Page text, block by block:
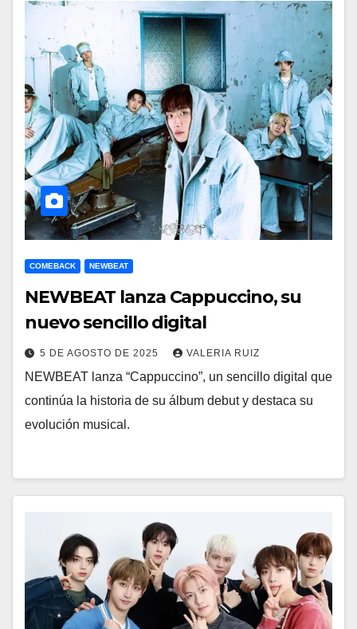
COMEBACK NEWBEAT
NEWBEAT lanza Cappuccino, su
nuevo sencillo digital
5 DE AGOSTO DE 2025 VALERIA RUIZ
NEWBEAT lanza “Cappuccino”, un sencillo digital que
continúa la historia de su álbum debut y destaca su
evolución musical.